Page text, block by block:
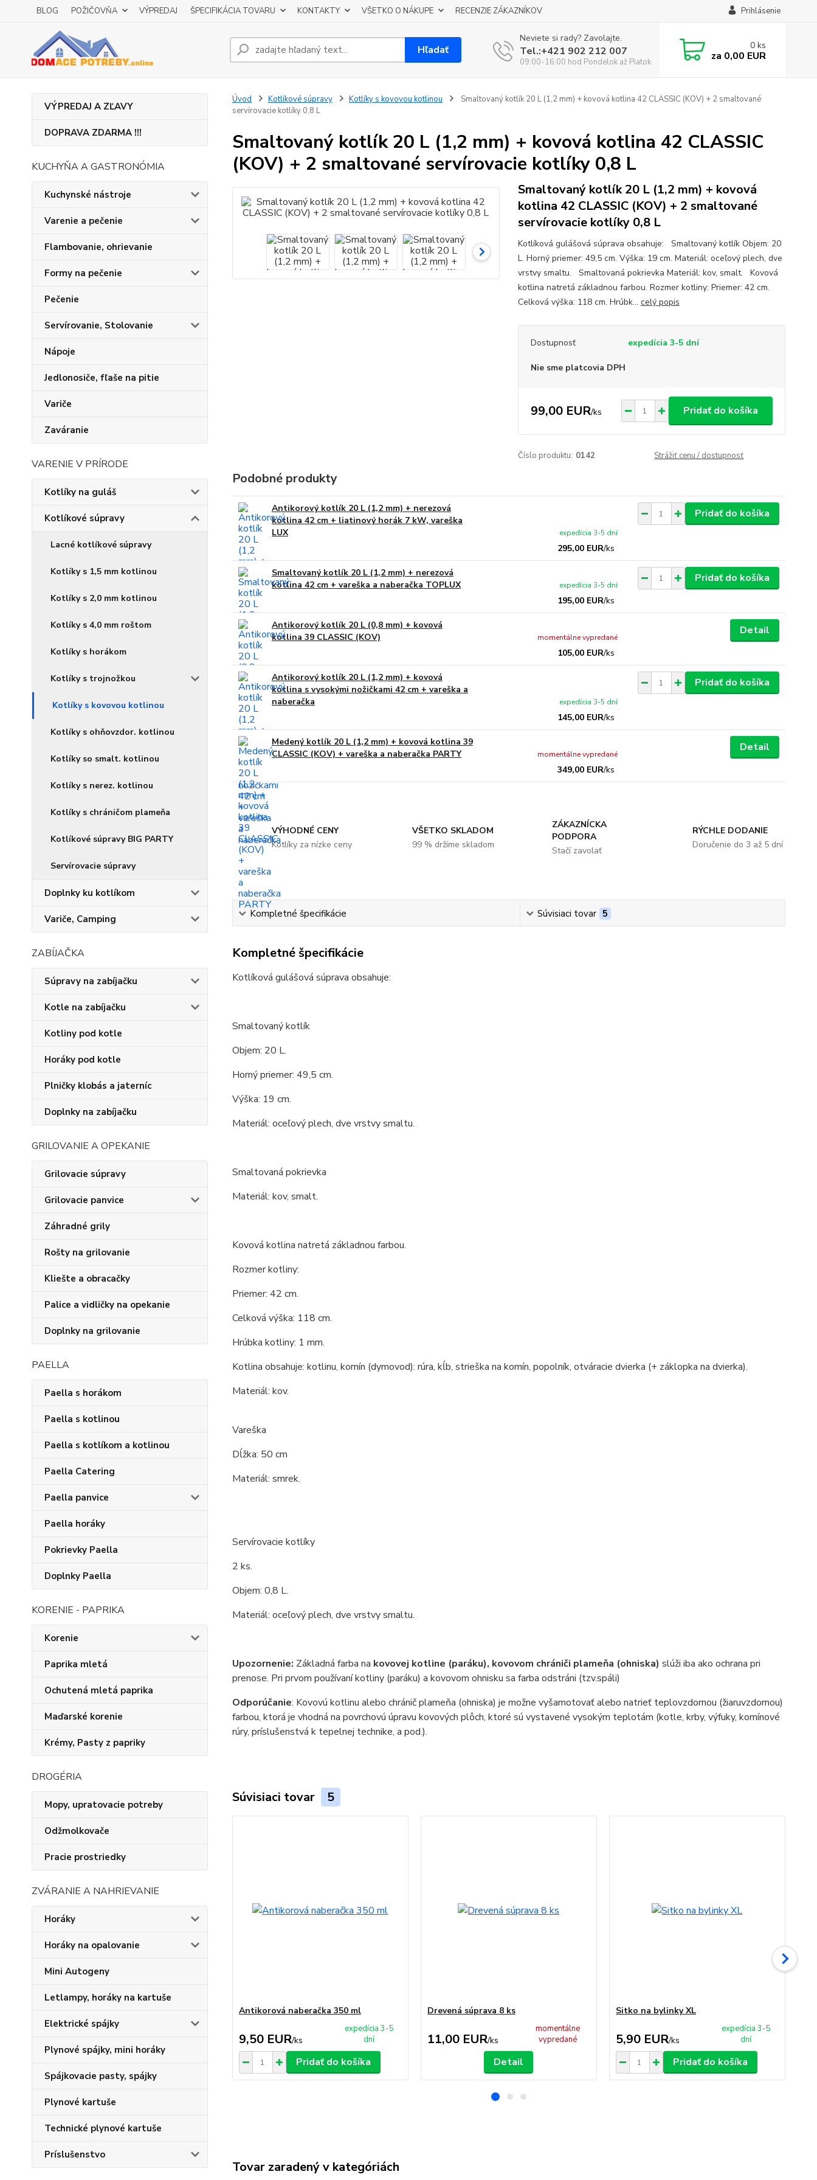
BLOG POŽIČOVŇA VÝPREDAJ ŠPECIFIKÁCIA TOVARU KONTAKTY VŠETKO O NÁKUPE RECENZIE ZÁKAZNÍKOV Prihlásenie
Hľadať
Neviete si rady? Zavolajte.
Tel.:+421 902 212 007
09:00-16:00 hod Pondelok až Piatok
0 ks
za 0,00 EUR
VÝPREDAJ A ZĽAVY
DOPRAVA ZDARMA !!!
KUCHYŇA A GASTRONÓMIA
Kuchynské nástroje
Varenie a pečenie
Flambovanie, ohrievanie
Formy na pečenie
Pečenie
Servírovanie, Stolovanie
Nápoje
Jedlonosiče, fľaše na pitie
Variče
Zaváranie
VARENIE V PRÍRODE
Kotlíky na guláš
Kotlíkové súpravy
Lacné kotlíkové súpravy
Kotlíky s 1,5 mm kotlinou
Kotlíky s 2,0 mm kotlinou
Kotlíky s 4,0 mm roštom
Kotlíky s horákom
Kotlíky s trojnožkou
Kotlíky s kovovou kotlinou
Kotlíky s ohňovzdor. kotlinou
Kotlíky so smalt. kotlinou
Kotlíky s nerez. kotlinou
Kotlíky s chráničom plameňa
Kotlíkové súpravy BIG PARTY
Servírovacie súpravy
Doplnky ku kotlíkom
Variče, Camping
ZABÍJAČKA
Súpravy na zabíjačku
Kotle na zabíjačku
Kotliny pod kotle
Horáky pod kotle
Plničky klobás a jaterníc
Doplnky na zabíjačku
GRILOVANIE A OPEKANIE
Grilovacie súpravy
Grilovacie panvice
Záhradné grily
Rošty na grilovanie
Kliešte a obracačky
Palice a vidličky na opekanie
Doplnky na grilovanie
PAELLA
Paella s horákom
Paella s kotlinou
Paella s kotlíkom a kotlinou
Paella Catering
Paella panvice
Paella horáky
Pokrievky Paella
Doplnky Paella
KORENIE - PAPRIKA
Korenie
Paprika mletá
Ochutená mletá paprika
Maďarské korenie
Krémy, Pasty z papriky
DROGÉRIA
Mopy, upratovacie potreby
Odžmolkovače
Pracie prostriedky
ZVÁRANIE A NAHRIEVANIE
Horáky
Horáky na opalovanie
Mini Autogeny
Letlampy, horáky na kartuše
Elektrické spájky
Plynové spájky, mini horáky
Spájkovacie pasty, spájky
Plynové kartuše
Technické plynové kartuše
Príslušenstvo
Úvod Kotlíkové súpravy Kotlíky s kovovou kotlinou
Smaltovaný kotlík 20 L (1,2 mm) + kovová kotlina 42 CLASSIC (KOV) + 2 smaltované
servírovacie kotlíky 0,8 L
Smaltovaný kotlík 20 L (1,2 mm) + kovová kotlina 42 CLASSIC
(KOV) + 2 smaltované servírovacie kotlíky 0,8 L
Smaltovaný kotlík 20 L (1,2 mm) + kovová
kotlina 42 CLASSIC (KOV) + 2 smaltované
servírovacie kotlíky 0,8 L
Kotlíková gulášová súprava obsahuje: Smaltovaný kotlík Objem: 20
L. Horný priemer: 49,5 cm. Výška: 19 cm. Materiál: oceľový plech, dve
vrstvy smaltu. Smaltovaná pokrievka Materiál: kov, smalt. Kovová
kotlina natretá základnou farbou. Rozmer kotliny: Priemer: 42 cm.
Celková výška: 118 cm. Hrúbk... celý popis
Dostupnosť expedícia 3-5 dní
Nie sme platcovia DPH
99,00 EUR/ks Pridať do košíka
Číslo produktu: 0142 Strážiť cenu / dostupnosť
Podobné produkty
Antikorový kotlík 20 L (1,2 mm) + nerezová
kotlina 42 cm + liatinový horák 7 kW, vareška
LUX
295,00 EUR/ks
expedícia 3-5 dní
Pridať do košíka
Smaltovaný kotlík 20 L (1,2 mm) + nerezová
kotlina 42 cm + vareška a naberačka TOPLUX
195,00 EUR/ks
expedícia 3-5 dní
Pridať do košíka
Antikorový kotlík 20 L (0,8 mm) + kovová
kotlina 39 CLASSIC (KOV)
105,00 EUR/ks
momentálne vypredané
Detail
Antikorový kotlík 20 L (1,2 mm) + kovová
kotlina s vysokými nožičkami 42 cm + vareška a
naberačka
145,00 EUR/ks
expedícia 3-5 dní
Pridať do košíka
Medený kotlík 20 L (1,2 mm) + kovová kotlina 39
CLASSIC (KOV) + vareška a naberačka PARTY
349,00 EUR/ks
momentálne vypredané
Detail
VÝHODNÉ CENY
Kotlíky za nízke ceny
VŠETKO SKLADOM
99 % držíme skladom
ZÁKAZNÍCKA
PODPORA
Stačí zavolať
RÝCHLE DODANIE
Doručenie do 3 až 5 dní
Kompletné špecifikácie Súvisiaci tovar 5
Kompletné špecifikácie
Kotlíková gulášová súprava obsahuje:
Smaltovaný kotlík
Objem: 20 L.
Horný priemer: 49,5 cm.
Výška: 19 cm.
Materiál: oceľový plech, dve vrstvy smaltu.
Smaltovaná pokrievka
Materiál: kov, smalt.
Kovová kotlina natretá základnou farbou.
Rozmer kotliny:
Priemer: 42 cm.
Celková výška: 118 cm.
Hrúbka kotliny: 1 mm.
Kotlina obsahuje: kotlinu, komín (dymovod): rúra, kĺb, strieška na komín, popolník, otváracie dvierka (+ záklopka na dvierka).
Materiál: kov.
Vareška
Dĺžka: 50 cm
Materiál: smrek.
Servírovacie kotlíky
2 ks.
Objem: 0,8 L.
Materiál: oceľový plech, dve vrstvy smaltu.
Upozornenie: Základná farba na kovovej kotline (paráku), kovovom chrániči plameňa (ohniska) slúži iba ako ochrana pri
prenose. Pri prvom používaní kotliny (paráku) a kovovom ohnisku sa farba odstráni (tzv.spáli)
Odporúčanie: Kovovú kotlinu alebo chránič plameňa (ohniska) je možne vyšamotovať alebo natrieť teplovzdornou (žiaruvzdornou)
farbou, ktorá je vhodná na povrchovú úpravu kovových plôch, ktoré sú vystavené vysokým teplotám (kotle, krby, výfuky, komínové
rúry, príslušenstvá k tepelnej technike, a pod.).
Súvisiaci tovar 5
Antikorová naberačka 350 ml
9,50 EUR/ks
expedícia 3-5
dní
Pridať do košíka
Drevená súprava 8 ks
11,00 EUR/ks
momentálne
vypredané
Detail
Sitko na bylinky XL
5,90 EUR/ks
expedícia 3-5
dní
Pridať do košíka
Tovar zaradený v kategóriách